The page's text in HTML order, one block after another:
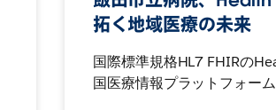
拓く地域医療の未来
国際標準規格HL7 FHIRの
国医療情報プラットフォー